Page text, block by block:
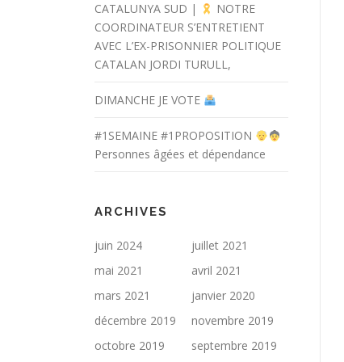
CATALUNYA SUD |
NOTRE
COORDINATEUR S’ENTRETIENT
AVEC L’EX-PRISONNIER POLITIQUE
CATALAN JORDI TURULL,
DIMANCHE JE VOTE
#1SEMAINE #1PROPOSITION
Personnes âgées et dépendance
ARCHIVES
juin 2024
juillet 2021
mai 2021
avril 2021
mars 2021
janvier 2020
décembre 2019
novembre 2019
octobre 2019
septembre 2019